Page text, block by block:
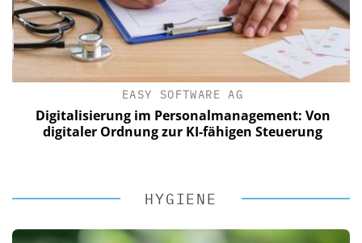
EASY SOFTWARE AG
Digitalisierung im Personalmanagement: Von
digitaler Ordnung zur KI-fähigen Steuerung
HYGIENE